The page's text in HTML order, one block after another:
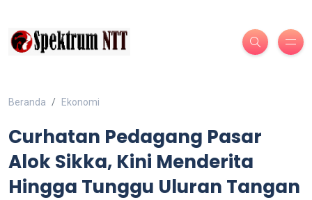
Beranda Ekonomi
Curhatan Pedagang Pasar
Alok Sikka, Kini Menderita
Hingga Tunggu Uluran Tangan